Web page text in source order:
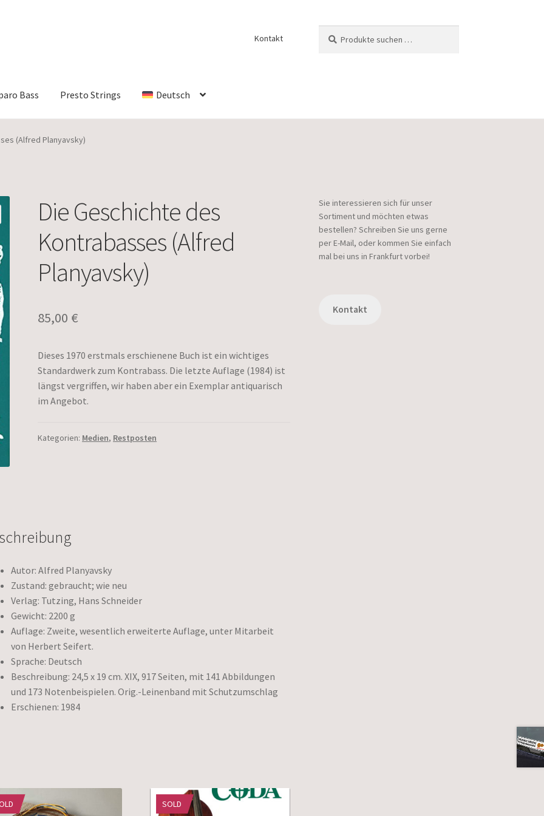
Kontakt
nach:
Bass Presto Strings Deutsch
(Alfred Planyavsky)
Die Geschichte des
Kontrabasses (Alfred
Planyavsky)
85,00 €
Dieses 1970 erstmals erschienene Buch ist ein wichtiges
Standardwerk zum Kontrabass. Die letzte Auflage (1984) ist
längst vergriffen, wir haben aber ein Exemplar antiquarisch
im Angebot.
Kategorien: Medien, Restposten
Autor: Alfred Planyavsky
Zustand: gebraucht; wie neu
Verlag: Tutzing, Hans Schneider
Gewicht: 2200 g
Auflage: Zweite, wesentlich erweiterte Auflage, unter Mitarbeit
von Herbert Seifert.
Sprache: Deutsch
Beschreibung: 24,5 x 19 cm. XIX, 917 Seiten, mit 141 Abbildungen
und 173 Notenbeispielen. Orig.-Leinenband mit Schutzumschlag
Erschienen: 1984
SOLD
Sie interessieren sich für unser
Sortiment und möchten etwas
bestellen? Schreiben Sie uns gerne
per E-Mail, oder kommen Sie einfach
mal bei uns in Frankfurt vorbei!
Kontakt